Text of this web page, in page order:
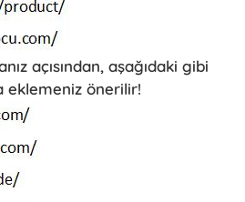
açısından, aşağıdaki gibi
eklemeniz önerilir!